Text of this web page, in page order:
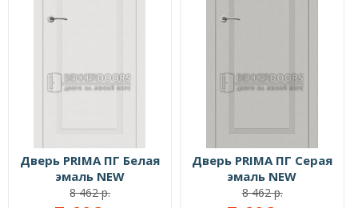
Дверь PRIMA ПГ Белая
эмаль NEW
8 462 р.
Дверь PRIMA ПГ Серая
эмаль NEW
8 462 р.